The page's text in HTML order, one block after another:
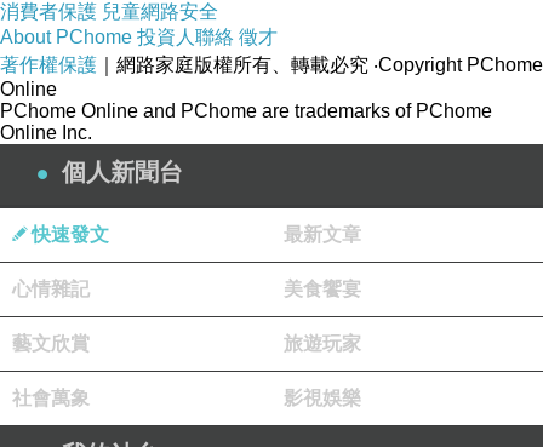
消費者保護 兒童網路安全
About PChome 投資人聯絡 徵才
著作權保護 ｜網路家庭版權所有、轉載必究 ‧Copyright PChome
Online
PChome Online and PChome are trademarks of PChome
Online Inc.
個人新聞台
快速發文 最新文章
心情雜記 美食饗宴
藝文欣賞 旅遊玩家
社會萬象 影視娛樂